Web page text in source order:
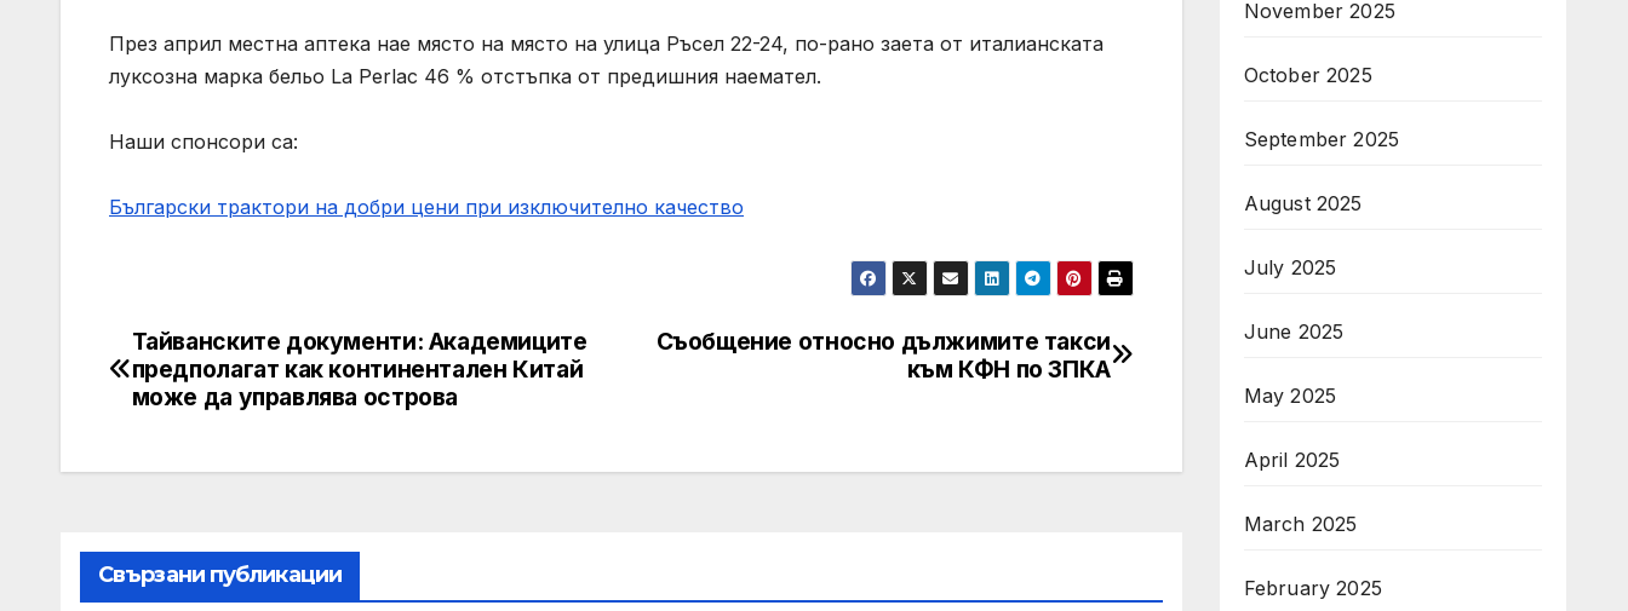
През април местна аптека нае място на място на улица Ръсел 22-24, по-рано заета от италианската
луксозна марка бельо La Perlaс 46 % отстъпка от предишния наемател.
Наши спонсори са:
Български трактори на добри цени при изключително качество
Post
navigation
Съобщение относно дължимите такси
към КФН по ЗПКА
Тайванските документи: Академиците
предполагат как континентален Китай
може да управлява острова
Свързани публикации
November 2025
October 2025
September 2025
August 2025
July 2025
June 2025
May 2025
April 2025
March 2025
February 2025